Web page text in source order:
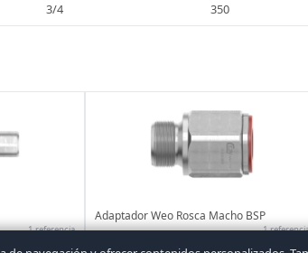
3/4 350
1 referencia
Adaptador Weo Rosca Macho BSP
1